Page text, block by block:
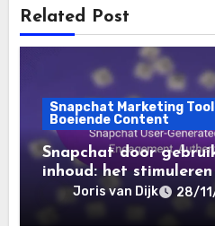
Related Post
Snapchat Marketing
Boeiende Content
Snapchat door
inhoud: het
betrokkenheid,
Joris van Dijk 28/